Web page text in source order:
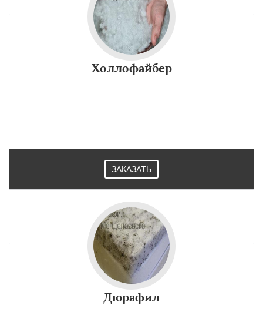
Холлофайбер
ЗАКАЗАТЬ
Дюрафил